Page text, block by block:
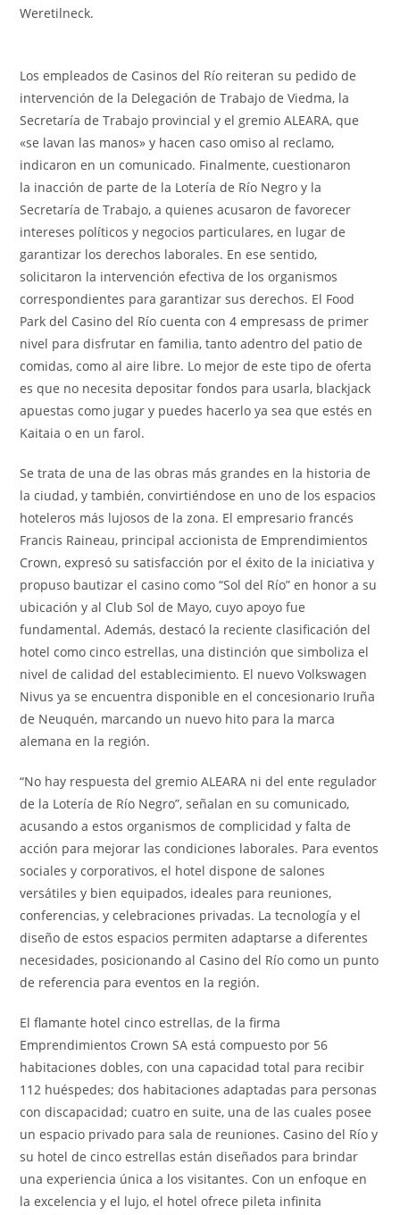
Weretilneck.
Los empleados de Casinos del Río reiteran su pedido de
intervención de la Delegación de Trabajo de Viedma, la
Secretaría de Trabajo provincial y el gremio ALEARA, que
«se lavan las manos» y hacen caso omiso al reclamo,
indicaron en un comunicado. Finalmente, cuestionaron
la inacción de parte de la Lotería de Río Negro y la
Secretaría de Trabajo, a quienes acusaron de favorecer
intereses políticos y negocios particulares, en lugar de
garantizar los derechos laborales. En ese sentido,
solicitaron la intervención efectiva de los organismos
correspondientes para garantizar sus derechos. El Food
Park del Casino del Río cuenta con 4 empresass de primer
nivel para disfrutar en familia, tanto adentro del patio de
comidas, como al aire libre. Lo mejor de este tipo de oferta
es que no necesita depositar fondos para usarla, blackjack
apuestas como jugar y puedes hacerlo ya sea que estés en
Kaitaia o en un farol.
Se trata de una de las obras más grandes en la historia de
la ciudad, y también, convirtiéndose en uno de los espacios
hoteleros más lujosos de la zona. El empresario francés
Francis Raineau, principal accionista de Emprendimientos
Crown, expresó su satisfacción por el éxito de la iniciativa y
propuso bautizar el casino como “Sol del Río” en honor a su
ubicación y al Club Sol de Mayo, cuyo apoyo fue
fundamental. Además, destacó la reciente clasificación del
hotel como cinco estrellas, una distinción que simboliza el
nivel de calidad del establecimiento. El nuevo Volkswagen
Nivus ya se encuentra disponible en el concesionario Iruña
de Neuquén, marcando un nuevo hito para la marca
alemana en la región.
“No hay respuesta del gremio ALEARA ni del ente regulador
de la Lotería de Río Negro”, señalan en su comunicado,
acusando a estos organismos de complicidad y falta de
acción para mejorar las condiciones laborales. Para eventos
sociales y corporativos, el hotel dispone de salones
versátiles y bien equipados, ideales para reuniones,
conferencias, y celebraciones privadas. La tecnología y el
diseño de estos espacios permiten adaptarse a diferentes
necesidades, posicionando al Casino del Río como un punto
de referencia para eventos en la región.
El flamante hotel cinco estrellas, de la firma
Emprendimientos Crown SA está compuesto por 56
habitaciones dobles, con una capacidad total para recibir
112 huéspedes; dos habitaciones adaptadas para personas
con discapacidad; cuatro en suite, una de las cuales posee
un espacio privado para sala de reuniones. Casino del Río y
su hotel de cinco estrellas están diseñados para brindar
una experiencia única a los visitantes. Con un enfoque en
la excelencia y el lujo, el hotel ofrece pileta infinita